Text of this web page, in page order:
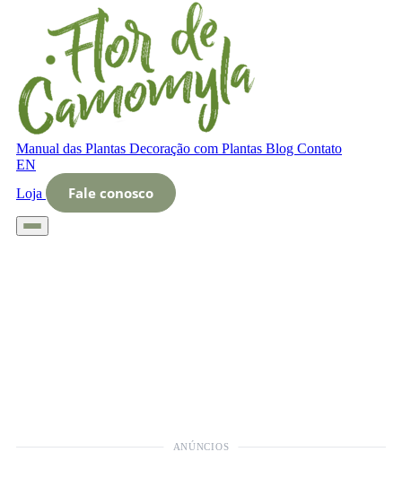
Manual das Plantas Decoração com Plantas Blog Contato
EN
Loja
Fale conosco
ANÚNCIOS